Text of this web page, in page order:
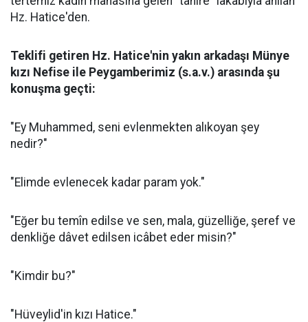
Hz. Hatice'den.
Teklifi getiren Hz. Hatice'nin yakın arkadaşı Münye
kızı Nefise ile Peygamberimiz (s.a.v.) arasında şu
konuşma geçti:
"Ey Muhammed, seni evlenmekten alıkoyan şey
nedir?"
"Elimde evlenecek kadar param yok."
"Eğer bu temîn edilse ve sen, mala, güzelliğe, şeref ve
denkliğe dâvet edilsen icâbet eder misin?"
"Kimdir bu?"
"Hüveylid'in kızı Hatice."